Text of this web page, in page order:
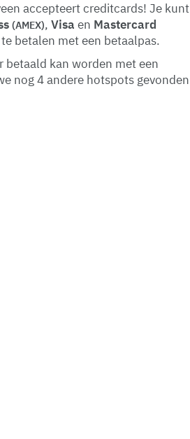
accepteert creditcards! Je kunt
(AMEX), Visa en Mastercard
betalen met een betaalpas.
betaald kan worden met een
nog 4 andere hotspots gevonden